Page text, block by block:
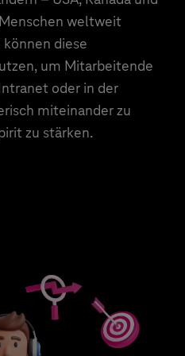
weltweit
diese
um Mitarbeitende
oder in der
miteinander zu
zu stärken.